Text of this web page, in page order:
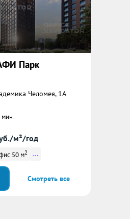
Парк
Челомея, 1А
м²/год
50 м2 ...
Смотреть все